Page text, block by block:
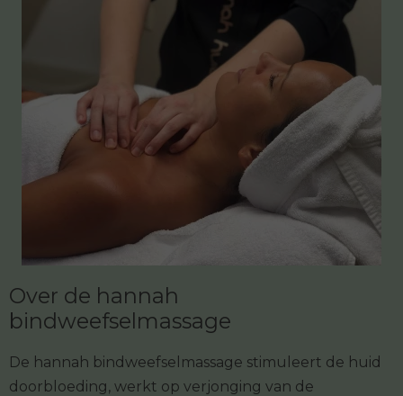
Over de hannah
bindweefselmassage
De hannah bindweefselmassage stimuleert de huid
doorbloeding, werkt op verjonging van de